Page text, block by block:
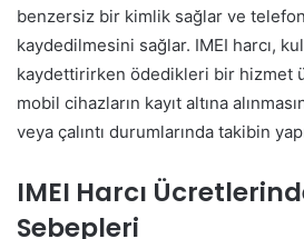
benzersiz bir kimlik sağlar ve
kaydedilmesini sağlar. IMEI harcı,
kaydettirirken ödedikleri bir hizmet
mobil cihazların kayıt altına
veya çalıntı durumlarında takibin
IMEI Harcı
Sebepleri